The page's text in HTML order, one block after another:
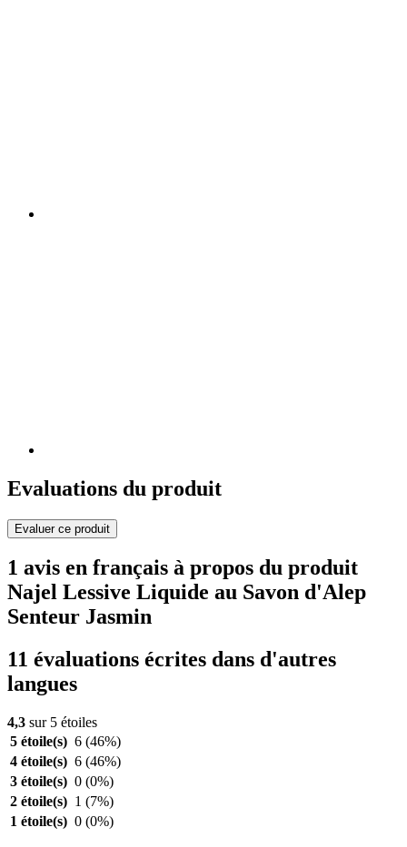
Evaluations du produit
Evaluer ce produit
1 avis en français à propos du produit
Najel Lessive Liquide au Savon d'Alep
Senteur Jasmin
11 évaluations écrites dans d'autres
langues
4,3 sur 5 étoiles
5 étoile(s) 6 (46%)
4 étoile(s) 6 (46%)
3 étoile(s) 0 (0%)
2 étoile(s) 1 (7%)
1 étoile(s) 0 (0%)